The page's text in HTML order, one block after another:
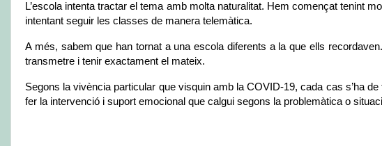
L’escola intenta tractar el tema amb molta naturalitat. Hem començat tenint
intentant seguir les classes de manera telemàtica.
A més, sabem que han tornat a una escola diferents a la que ells
transmetre i tenir exactament el mateix.
Segons la vivència particular que visquin amb la COVID-19, cada cas s’ha
fer la intervenció i suport emocional que calgui segons la problemàtica o